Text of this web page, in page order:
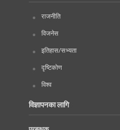
राजनीति
विजनेस
इतिहास/सभ्यता
दृष्टिकोण
विश्व
विज्ञापनका लागि